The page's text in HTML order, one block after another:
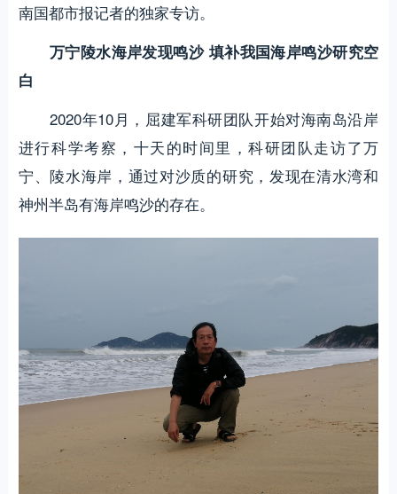
南国都市报记者的独家专访。
万宁陵水海岸发现鸣沙 填补我国海岸鸣沙研究空
白
2020年10月，屈建军科研团队开始对海南岛沿岸
进行科学考察，十天的时间里，科研团队走访了万
宁、陵水海岸，通过对沙质的研究，发现在清水湾和
神州半岛有海岸鸣沙的存在。